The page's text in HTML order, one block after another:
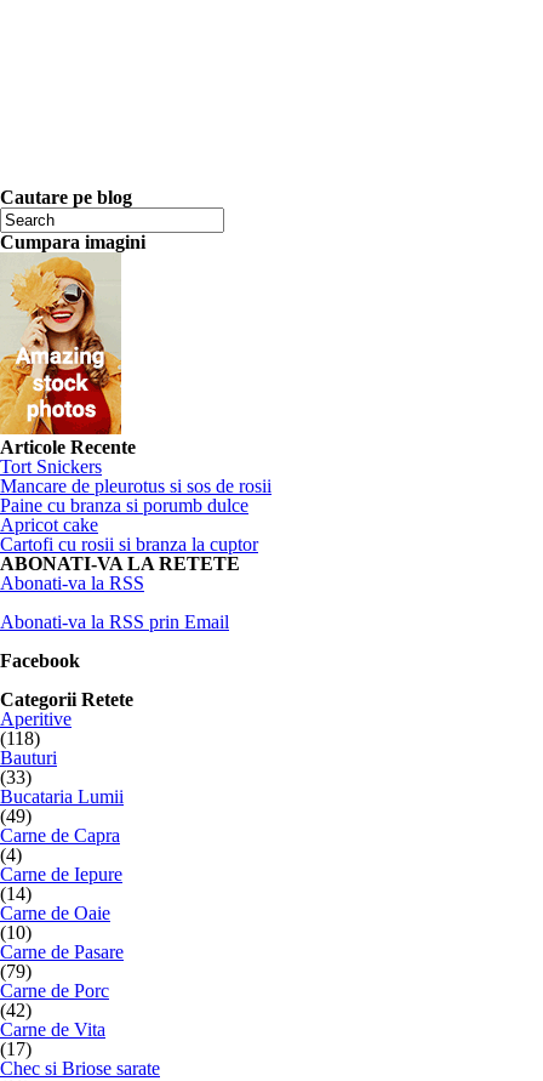
Cautare pe blog
Cumpara imagini
Articole Recente
Tort Snickers
Mancare de pleurotus si sos de rosii
Paine cu branza si porumb dulce
Apricot cake
Cartofi cu rosii si branza la cuptor
ABONATI-VA LA RETETE
Abonati-va la RSS
Abonati-va la RSS prin Email
Facebook
Categorii Retete
Aperitive
(118)
Bauturi
(33)
Bucataria Lumii
(49)
Carne de Capra
(4)
Carne de Iepure
(14)
Carne de Oaie
(10)
Carne de Pasare
(79)
Carne de Porc
(42)
Carne de Vita
(17)
Chec si Briose sarate